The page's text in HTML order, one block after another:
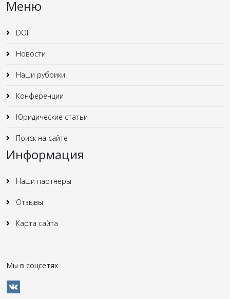
Меню
DOI
Новости
Наши рубрики
Конференции
Юридические статьи
Поиск на сайте
Информация
Наши партнеры
Отзывы
Карта сайта
Мы в соцсетях